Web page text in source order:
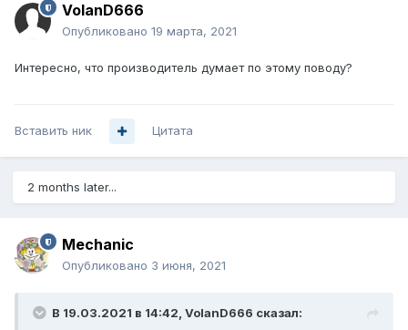
VolanD666
Опубликовано 19 марта, 2021
Интересно, что производитель думает по этому поводу?
Вставить ник Цитата
2 months later...
Mechanic
Опубликовано 3 июня, 2021
В 19.03.2021 в 14:42, VolanD666 сказал: